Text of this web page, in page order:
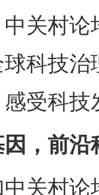
关村
科技
受科
前沿
村论